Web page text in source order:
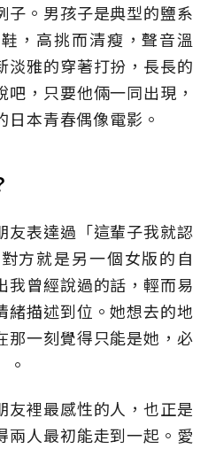
子。男孩子是典型的鹽系
，高挑而清瘦，聲音溫
淡雅的穿著打扮，長長的
，只要他倆一同出現，
本青春偶像電影。
友表達過「這輩子我就認
方就是另一個女版的自
我曾經說過的話，輕而易
緒描述到位。她想去的地
那一刻覺得只能是她，必
。
友裡最感性的人，也正是
兩人最初能走到一起。愛